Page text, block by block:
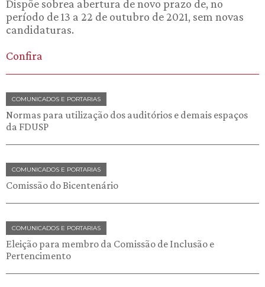
Dispõe sobrea abertura de novo prazo de, no
período de 13 a 22 de outubro de 2021, sem novas
candidaturas.
Confira
COMUNICADOS E PORTARIAS
Normas para utilização dos auditórios e demais espaços
da FDUSP
COMUNICADOS E PORTARIAS
Comissão do Bicentenário
COMUNICADOS E PORTARIAS
Eleição para membro da Comissão de Inclusão e
Pertencimento